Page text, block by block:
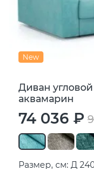
New
Диван
аквамарин
74 036 ₽
Размер, см: Д